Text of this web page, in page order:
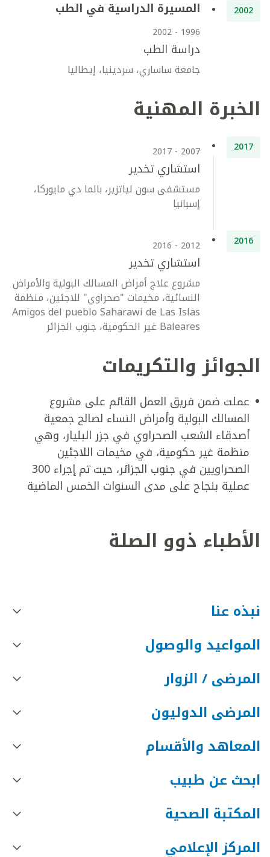
2002 المسيرة الدراسية في الطب
1996 - 2002
دراسة الطب
جامعة ساساري، سردينيا، إيطاليا
الخبرة المهنية
2017
2007 - 2017
استشاري تخدير
مستشفى سون لياتزير، بالما دي مايوركا،
إسبانيا
2016
2012 - 2016
استشاري تخدير
مشروع علاج أمراض المسالك البولية والأمراض
النسائية، مخيمات "صحراوي" للاجئين، منظمة
Amigos del pueblo Saharawi de Las Islas
Baleares غير الحكومية، جنوب الجزائر
الجوائز والتكريمات
عملت ضمن فريق العمل القائم على مشروع
المسالك البولية وأمراض النساء لصالح جمعية
أصدقاء الشعب الصحراوي في جزر البليار، وهي
منظمة غير حكومية، في مخيمات اللاجئين
الصحراويين في جنوب الجزائر، حيث تم إجراء 300
عملية بنجاح على مدى السنوات الخمس الماضية
الأطباء ذوو الصلة
نبذه عنا
المواعيد والوصول
المرضى / الزوار
المرضى الدوليون
المعاهد والأقسام
ابحث عن طبيب
المكتبة الصحية
المركز الإعلامي